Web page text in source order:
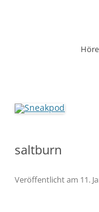
saltburn
Veröffentlicht am 11.